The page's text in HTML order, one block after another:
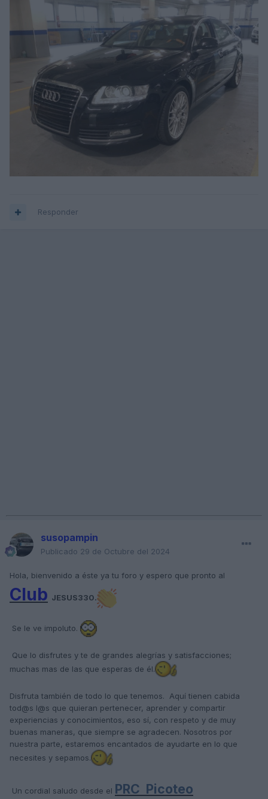
Responder
susopampin
Publicado 29 de Octubre del 2024
Hola, bienvenido a éste ya tu foro y espero que pronto al
Club JESUS330.
Se le ve impoluto.
Que lo disfrutes y te de grandes alegrías y satisfacciones;
muchas mas de las que esperas de él.
Disfruta también de todo lo que tenemos. Aquí tienen cabida
tod@s l@s que quieran pertenecer, aprender y compartir
experiencias y conocimientos, eso sí, con respeto y de muy
buenas maneras, que siempre se agradecen. Nosotros por
nuestra parte, estaremos encantados de ayudarte en lo que
necesites y sepamos.
Un cordial saludo desde el PRC Picoteo